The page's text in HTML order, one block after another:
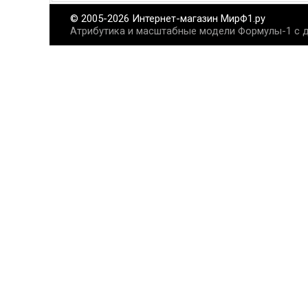
© 2005-2026 Интернет-магазин МирФ1.ру
Атрибутика и масштабные модели Формулы-1 с